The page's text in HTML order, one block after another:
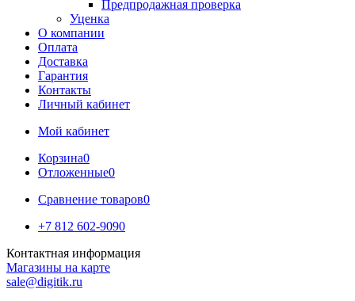
Предпродажная проверка
Уценка
О компании
Оплата
Доставка
Гарантия
Контакты
Личный кабинет
Мой кабинет
Корзина0
Отложенные0
Сравнение товаров0
+7 812 602-9090
Контактная информация
Магазины на карте
sale@digitik.ru